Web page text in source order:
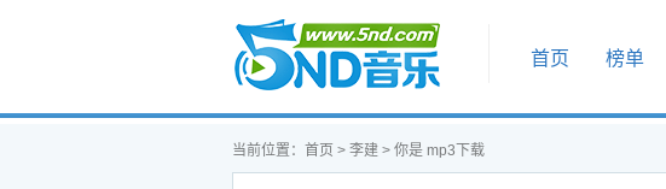
首页
首页 榜单
当前位置： 首页 > 李建 > 你是 mp3下载